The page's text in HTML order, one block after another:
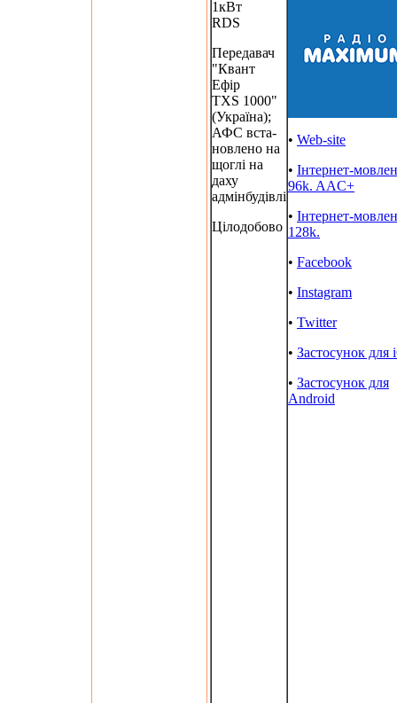
1кВт
RDS
Передавач
"Квант
Ефір
TXS 1000"
(Україна);
АФС вста-
новлено на
щоглі на
даху
адмінбудівлі
Цілодобово
• Web-site
• Інтернет-
96k. AAC+
• Інтернет-
128k.
• Facebook
• Instagram
• Twitter
• Застосунок для
• Застосунок для
Android